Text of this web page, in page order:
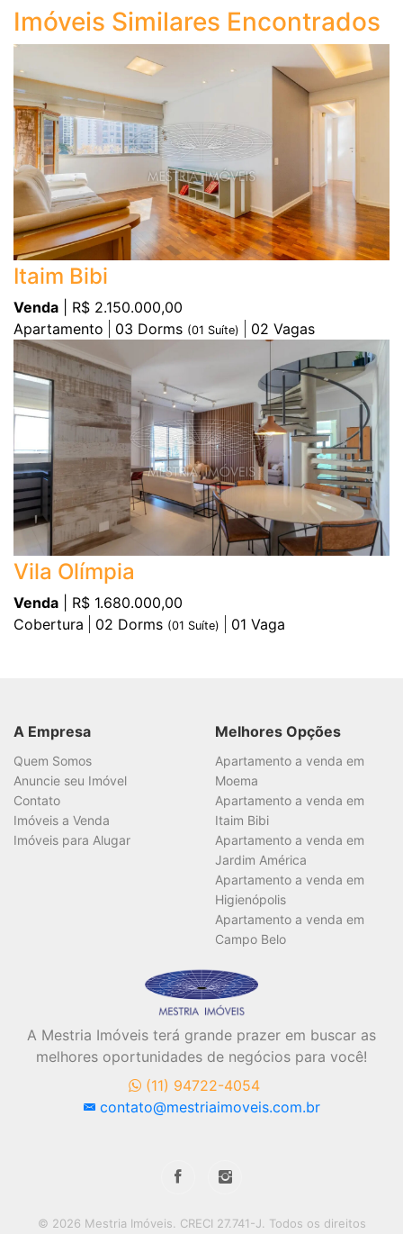
Imóveis Similares Encontrados
Itaim Bibi
Venda | R$ 2.150.000,00
Apartamento
03 Dorms (01 Suíte) 02 Vagas
Vila Olímpia
Venda | R$ 1.680.000,00
Cobertura
02 Dorms (01 Suíte) 01 Vaga
A Empresa
Quem Somos
Anuncie seu Imóvel
Contato
Imóveis a Venda
Imóveis para Alugar
Melhores Opções
Apartamento a venda em
Moema
Apartamento a venda em
Itaim Bibi
Apartamento a venda em
Jardim América
Apartamento a venda em
Higienópolis
Apartamento a venda em
Campo Belo
A Mestria Imóveis terá grande prazer em buscar as
melhores oportunidades de negócios para você!
(11) 94722-4054
contato@mestriaimoveis.com.br
© 2026 Mestria Imóveis. CRECI 27.741-J. Todos os direitos